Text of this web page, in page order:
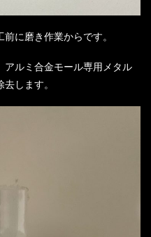
に磨き作業からです。
アルミ合金モール専用メタル
します。